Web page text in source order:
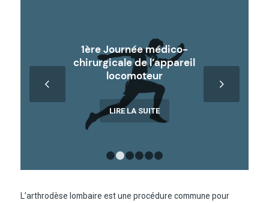
1ère Journée médico-
chirurgicale de l’appareil
locomoteur
LIRE LA SUITE
Suivant
L’arthrodèse lombaire est une procédure commune pour